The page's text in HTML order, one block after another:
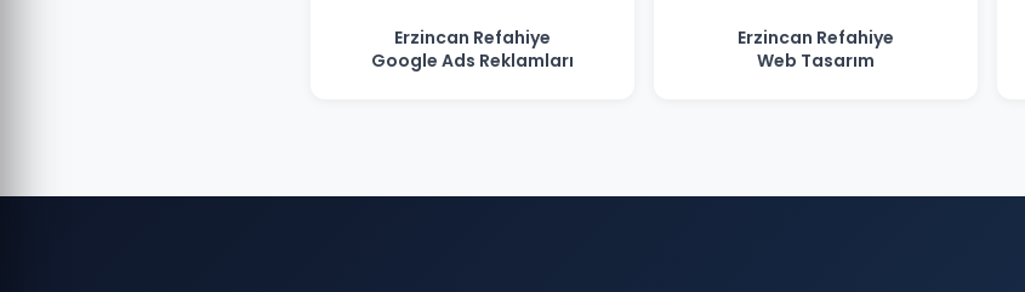
Erzincan Refahiye
Google Ads Reklamları
Erzincan Refahiye
Web Tasarım